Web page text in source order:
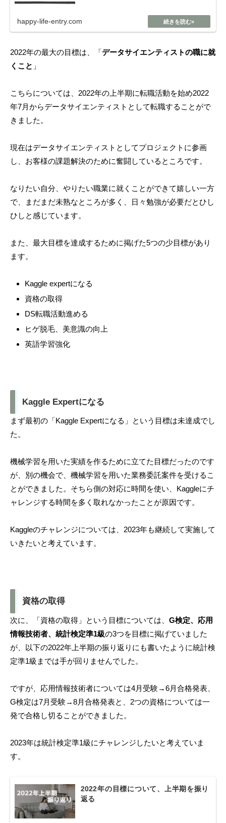
happy-life-entry.com
2022年の最大の目標は、「データサイエンティストの職に就
くこと 」
こちらについては、2022年の上半期に転職活動を始め2022
年7月からデータサイエンティストとして転職することがで
きました。
現在はデータサイエンティストとしてプロジェクトに参画
し、お客様の課題解決のために奮闘しているところです。
なりたい自分、やりたい職業に就くことができて嬉しい一方
で、まだまだ未熟なところが多く、日々勉強が必要だとひし
ひしと感じています。
また、最大目標を達成するために掲げた5つの少目標があり
ます。
Kaggle expertになる
資格の取得
DS転職活動進める
ヒゲ脱毛、美意識の向上
英語学習強化
Kaggle Expertになる
まず最初の「Kaggle Expertになる」という目標は未達成でし
た。
機械学習を用いた実績を作るために立てた目標だったのです
が、別の機会で、機械学習を用いた業務委託案件を受けるこ
とができました。そちら側の対応に時間を使い、Kaggleにチ
ャレンジする時間を多く取れなかったことが原因です。
Kaggleのチャレンジについては、2023年も継続して実施して
いきたいと考えています。
資格の取得
次に、「資格の取得」という目標については、 G検定、応用
情報技術者、統計検定準1級の3つを目標に掲げていました
が、以下の2022年上半期の振り返りにも書いたように統計検
定準1級までは手が回りませんでした。
ですが、応用情報技術者については4月受験→6月合格発表、
G検定は7月受験→8月合格発表と、2つの資格については一
発で合格し切ることができました。
2023年は統計検定準1級にチャレンジしたいと考えていま
す。
2022年の目標について、上半期を振り
返る